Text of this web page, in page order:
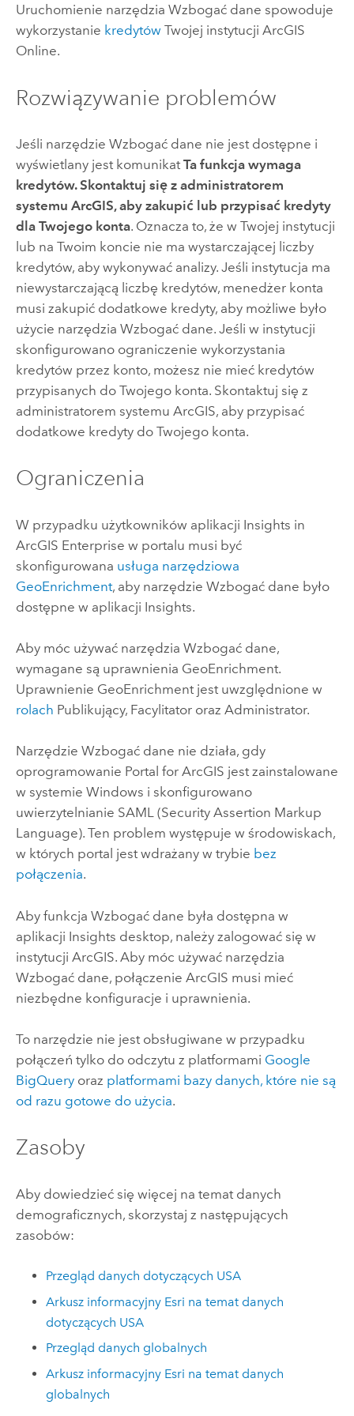
Uruchomienie narzędzia Wzbogać dane spowoduje
wykorzystanie kredytów Twojej instytucji ArcGIS
Online.
Rozwiązywanie problemów
Jeśli narzędzie Wzbogać dane nie jest dostępne i
wyświetlany jest komunikat Ta funkcja wymaga
kredytów. Skontaktuj się z administratorem
systemu ArcGIS, aby zakupić lub przypisać kredyty
dla Twojego konta. Oznacza to, że w Twojej instytucji
lub na Twoim koncie nie ma wystarczającej liczby
kredytów, aby wykonywać analizy. Jeśli instytucja ma
niewystarczającą liczbę kredytów, menedżer konta
musi zakupić dodatkowe kredyty, aby możliwe było
użycie narzędzia Wzbogać dane. Jeśli w instytucji
skonfigurowano ograniczenie wykorzystania
kredytów przez konto, możesz nie mieć kredytów
przypisanych do Twojego konta. Skontaktuj się z
administratorem systemu ArcGIS, aby przypisać
dodatkowe kredyty do Twojego konta.
Ograniczenia
W przypadku użytkowników aplikacji Insights in
ArcGIS Enterprise w portalu musi być
skonfigurowana usługa narzędziowa
GeoEnrichment, aby narzędzie Wzbogać dane było
dostępne w aplikacji Insights.
Aby móc używać narzędzia Wzbogać dane,
wymagane są uprawnienia GeoEnrichment.
Uprawnienie GeoEnrichmentjest uwzględnione w
rolach Publikujący, Facylitator oraz Administrator.
Narzędzie Wzbogać dane nie działa, gdy
oprogramowanie Portal for ArcGIS jest zainstalowane
w systemie Windows i skonfigurowano
uwierzytelnianie SAML (Security Assertion Markup
Language). Ten problem występuje w środowiskach,
w których portal jest wdrażany w trybie bez
połączenia.
Aby funkcja Wzbogać dane była dostępna w
aplikacji Insights desktop, należy zalogować się w
instytucji ArcGIS. Aby móc używać narzędzia
Wzbogać dane, połączenie ArcGIS musi mieć
niezbędne konfiguracje i uprawnienia.
To narzędzie nie jest obsługiwane w przypadku
połączeń tylko do odczytu z platformami Google
BigQueryoraz platformami bazy danych, które nie są
od razu gotowe do użycia.
Zasoby
Aby dowiedzieć się więcej na temat danych
demograficznych, skorzystaj z następujących
zasobów:
Przegląd danych dotyczących USA
Arkusz informacyjny Esri na temat danych
dotyczących USA
Przegląd danych globalnych
Arkusz informacyjny Esri na temat danych
globalnych